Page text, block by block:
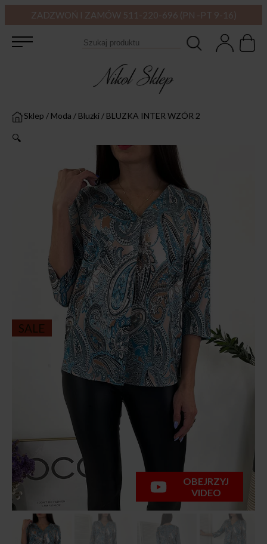
ZADZWOŃ I ZAMÓW 511-220-696 (PN -PT 9-16)
Sklep / Moda / Bluzki / BLUZKA INTER WZÓR 2
🔍
SALE
OBEJRZYJ
VIDEO